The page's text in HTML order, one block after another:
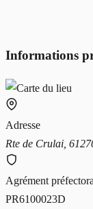
Informations
Adresse
Rte de Crulai,
Agrément
PR6100023D